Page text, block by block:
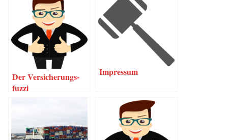
Der Ver­si­che­rungs­
fuz­zi
Impres­sum